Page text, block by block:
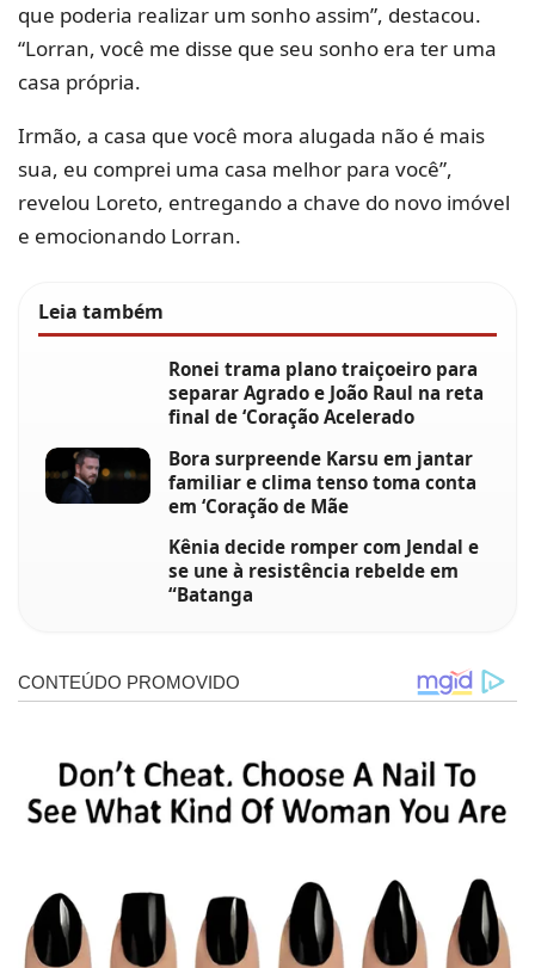
que poderia realizar um sonho assim”, destacou.
“Lorran, você me disse que seu sonho era ter uma
casa própria.
Irmão, a casa que você mora alugada não é mais
sua, eu comprei uma casa melhor para você”,
revelou Loreto, entregando a chave do novo imóvel
e emocionando Lorran.
Leia também
Ronei trama plano traiçoeiro para
separar Agrado e João Raul na reta
final de ‘Coração Acelerado
Bora surpreende Karsu em jantar
familiar e clima tenso toma conta
em ‘Coração de Mãe
Kênia decide romper com Jendal e
se une à resistência rebelde em
“Batanga